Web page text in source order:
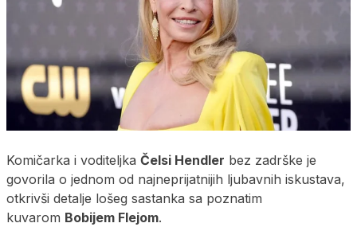
Komičarka i voditeljka Čelsi Hendler bez zadrške je
govorila o jednom od najneprijatnijih ljubavnih iskustava,
otkrivši detalje lošeg sastanka sa poznatim
kuvarom Bobijem Flejom.